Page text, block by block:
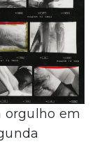
orgulho em